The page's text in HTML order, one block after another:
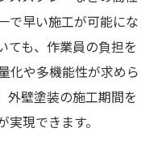
で早い施工が可能にな
ても、作業員の負担を
化や多機能性が求めら
外壁塗装の施工期間を
現できます。